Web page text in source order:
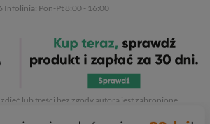
Infolinia: Pon-Pt 8:00 - 16:00
53a/250
. Kopiowanie, przetwarzanie,
lub treści bez zgody autora jest zabronione.